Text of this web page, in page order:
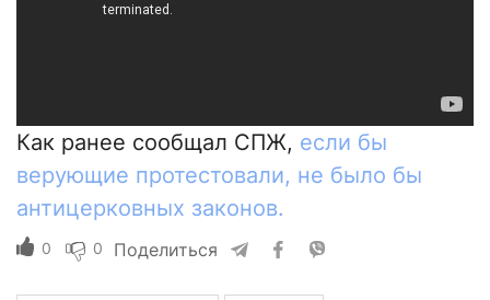
Как ранее сообщал СПЖ, если бы
верующие протестовали, не было бы
антицерковных законов.
0 0 Поделиться